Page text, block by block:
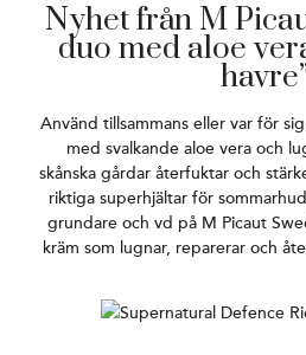
Nyhet från M
duo med aloe
Använd tillsammans eller var för
med svalkande aloe vera och
skånska gårdar återfuktar och
riktiga superhjältar för
grundare och vd på M Picaut
kräm som lugnar, reparerar och